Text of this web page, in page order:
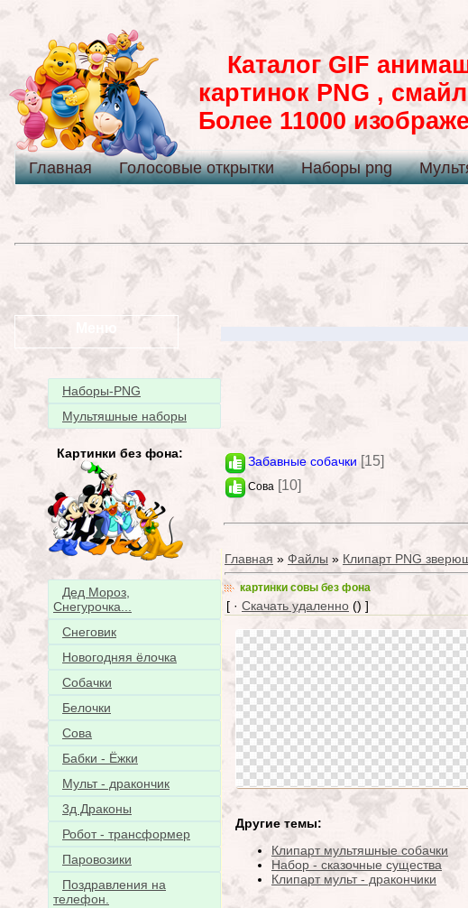
Каталог GIF
картинок PNG ,
Более 11000
Главная Голосовые открытки Наборы png
Наборы-PNG
Мультяшные наборы
Картинки без фона:
Дед Мороз,
Снегурочка...
Снеговик
Новогодняя ёлочка
Собачки
Белочки
Сова
Бабки - Ёжки
Мульт - дракончик
3д Драконы
Робот - трансформер
Паровозики
Поздравления на
телефон.
Забавные собачки [15]
Сова [10]
Главная » Файлы » Клипарт PNG
картинки совы без фона
[ · Скачать удаленно () ]
Другие темы:
Клипарт мультяшные собачки
Набор - сказочные существа
Клипарт мульт - дракончики